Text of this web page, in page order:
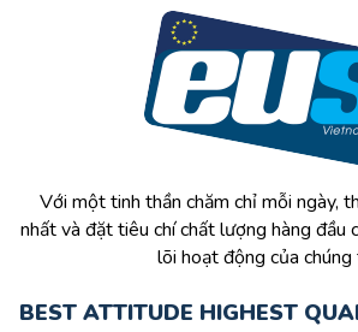
Với một tinh thần chăm chỉ mỗi ngày,
nhất và đặt tiêu chí chất lượng hàng đầu
lõi hoạt động của chúng
BEST ATTITUDE HIGHEST